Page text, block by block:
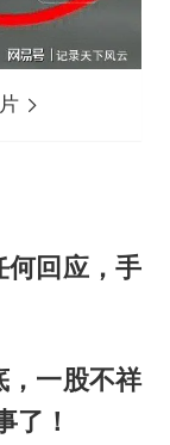
何回应，手
，一股不祥
！